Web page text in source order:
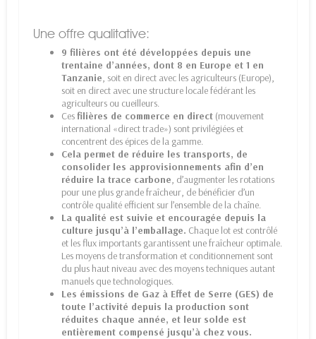
Une offre qualitative:
9 filières ont été développées depuis une
trentaine d’années, dont 8 en Europe et 1 en
Tanzanie, soit en direct avec les agriculteurs (Europe),
soit en direct avec une structure locale fédérant les
agriculteurs ou cueilleurs.
Cesfilières de commerce en direct (mouvement
international «direct trade») sont privilégiées et
concentrent des épices de la gamme.
Cela permet de réduire les transports, de
consolider les approvisionnements afin d’en
réduire la trace carbone, d’augmenter les rotations
pour une plus grande fraîcheur, de bénéficier d’un
contrôle qualité efficient sur l’ensemble de la chaîne.
La qualité est suivie et encouragée depuis la
culture jusqu’à l’emballage. Chaque lot est contrôlé
et les flux importants garantissent une fraîcheur optimale.
Les moyens de transformation et conditionnement sont
du plus haut niveau avec des moyens techniques autant
manuels que technologiques.
Les émissions de Gaz à Effet de Serre (GES) de
toute l’activité depuis la production sont
réduites chaque année, et leur solde est
entièrement compensé jusqu’à chez vous.